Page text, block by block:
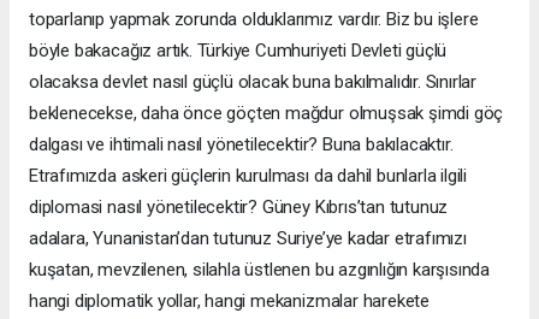
toparlanıp yapmak zorunda olduklarımız vardır. Biz bu işlere
böyle bakacağız artık. Türkiye Cumhuriyeti Devleti güçlü
olacaksa devlet nasıl güçlü olacak buna bakılmalıdır. Sınırlar
beklenecekse, daha önce göçten mağdur olmuşsak şimdi göç
dalgası ve ihtimali nasıl yönetilecektir? Buna bakılacaktır.
Etrafımızda askeri güçlerin kurulması da dahil bunlarla ilgili
diplomasi nasıl yönetilecektir? Güney Kıbrıs’tan tutunuz
adalara, Yunanistan’dan tutunuz Suriye’ye kadar etrafımızı
kuşatan, mevzilenen, silahla üstlenen bu azgınlığın karşısında
hangi diplomatik yollar, hangi mekanizmalar harekete